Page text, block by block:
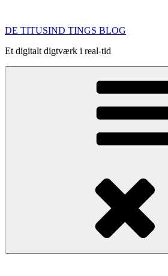
indhold
DE TITUSIND TINGS BLOG
Et digitalt digtværk i real-tid